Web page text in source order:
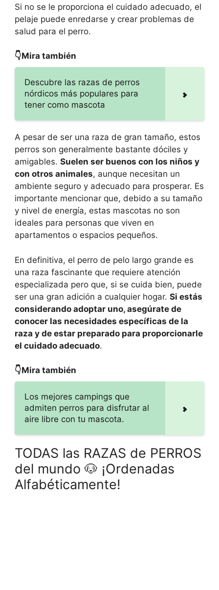
Si no se le proporciona el cuidado adecuado, el
pelaje puede enredarse y crear problemas de
salud para el perro.
👇Mira también
Descubre las razas de perros
nórdicos más populares para
tener como mascota
A pesar de ser una raza de gran tamaño, estos
perros son generalmente bastante dóciles y
amigables. Suelen ser buenos con los niños y
con otros animales, aunque necesitan un
ambiente seguro y adecuado para prosperar. Es
importante mencionar que, debido a su tamaño
y nivel de energía, estas mascotas no son
ideales para personas que viven en
apartamentos o espacios pequeños.
En definitiva, el perro de pelo largo grande es
una raza fascinante que requiere atención
especializada pero que, si se cuida bien, puede
ser una gran adición a cualquier hogar. Si estás
considerando adoptar uno, asegúrate de
conocer las necesidades específicas de la
raza y de estar preparado para proporcionarle
el cuidado adecuado.
👇Mira también
Los mejores campings que
admiten perros para disfrutar al
aire libre con tu mascota.
TODAS las RAZAS de PERROS
del mundo 🐶 ¡Ordenadas
Alfabéticamente!